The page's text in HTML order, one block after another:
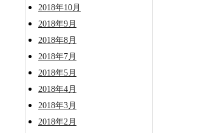
2018年10月
2018年9月
2018年8月
2018年7月
2018年5月
2018年4月
2018年3月
2018年2月